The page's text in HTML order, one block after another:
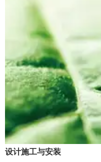
设计施工与安装